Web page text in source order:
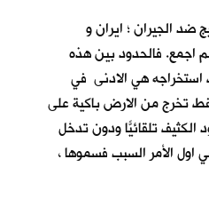
ضد الجيران ؛ ايران و
اجمع. فالحدود بين هذه
استخراجه هي الادنى في
تخرج من الارض باكية على
الكثيف تلقائيّاً ودون تدخل
اول الأمر السبب فسموها ،